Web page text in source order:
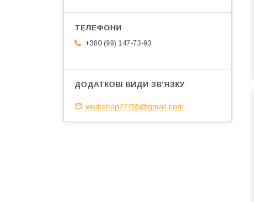
+380 (99) 147-73-93
workshop77755@gmail.com